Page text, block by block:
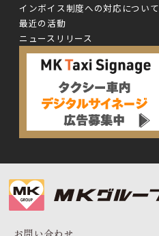
インボイス制度への対応について
最近の活動
ニュースリリース
お問い合わせ